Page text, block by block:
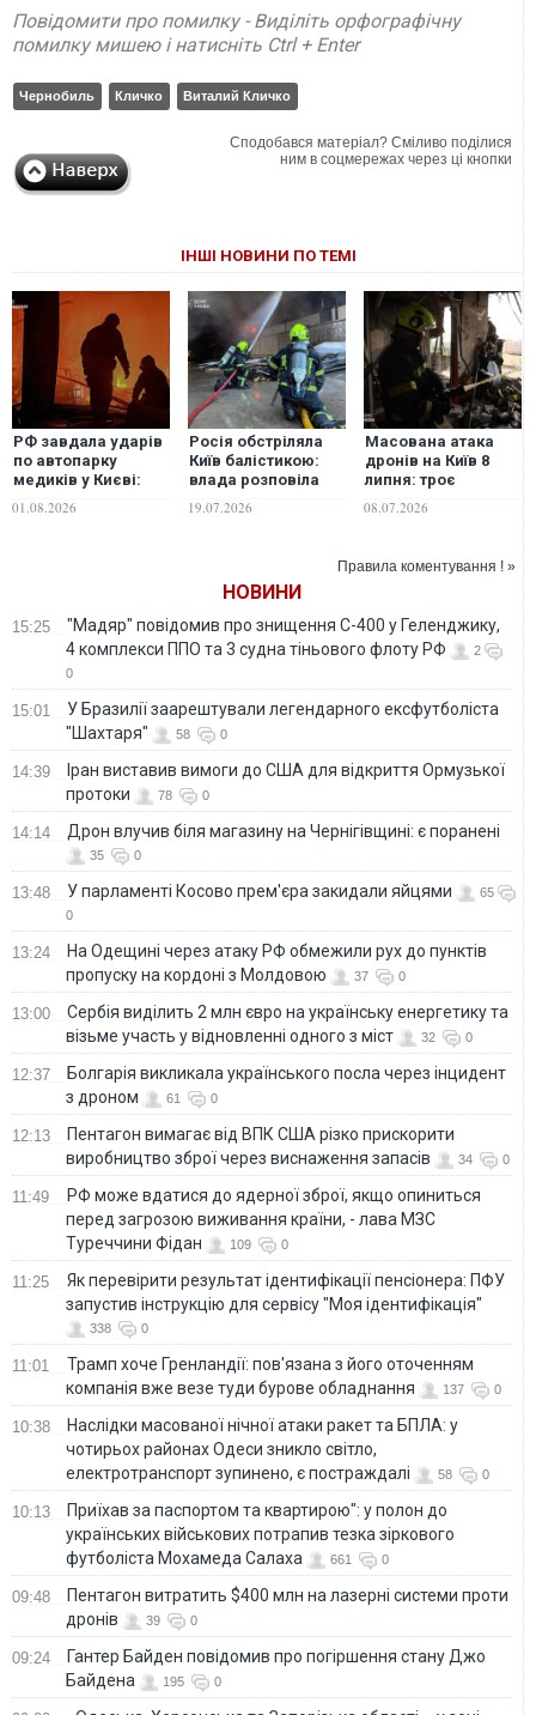
Повідомити про помилку - Виділіть орфографічну
помилку мишею і натисніть Ctrl + Enter
Чернобиль Кличко Виталий Кличко
Сподобався матеріал? Сміливо поділися
ним в соцмережах через ці кнопки
ІНШІ НОВИНИ ПО ТЕМІ
РФ завдала ударів
по автопарку
медиків у Києві:
вигоріло вщент
01.08.2026
Росія обстріляла
Київ балістикою:
влада розповіла
19.07.2026
Масована атака
дронів на Київ 8
липня: троє
поранених та
08.07.2026
Правила коментування ! »
НОВИНИ
15:25
"Мадяр" повідомив про знищення С-400 у Геленджику,
4 комплекси ППО та 3 судна тіньового флоту РФ
2
0
15:01
У Бразилії заарештували легендарного ексфутболіста
"Шахтаря"
58 0
14:39
Іран виставив вимоги до США для відкриття Ормузької
протоки
78 0
14:14 Дрон влучив біля магазину на Чернігівщині: є поранені
35 0
13:48 У парламенті Косово прем'єра закидали яйцями
65
0
13:24
На Одещині через атаку РФ обмежили рух до пунктів
пропуску на кордоні з Молдовою
37 0
13:00
Сербія виділить 2 млн євро на українську енергетику та
візьме участь у відновленні одного з міст
32 0
12:37
Болгарія викликала українського посла через інцидент
з дроном
61 0
12:13
Пентагон вимагає від ВПК США різко прискорити
виробництво зброї через виснаження запасів
34 0
11:49
РФ може вдатися до ядерної зброї, якщо опиниться
перед загрозою виживання країни, - лава МЗС
Туреччини Фідан
109 0
11:25
Як перевірити результат ідентифікації пенсіонера: ПФУ
запустив інструкцію для сервісу "Моя ідентифікація"
338 0
11:01
Трамп хоче Гренландії: пов'язана з його оточенням
компанія вже везе туди бурове обладнання
137 0
10:38
Наслідки масованої нічної атаки ракет та БПЛА: у
чотирьох районах Одеси зникло світло,
електротранспорт зупинено, є постраждалі
58 0
10:13
Приїхав за паспортом та квартирою": у полон до
українських військових потрапив тезка зіркового
футболіста Мохамеда Салаха
661 0
09:48
Пентагон витратить $400 млн на лазерні системи проти
дронів
39 0
09:24
Гантер Байден повідомив про погіршення стану Джо
Байдена
195 0